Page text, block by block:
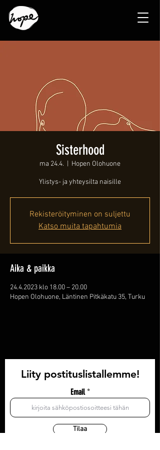
Sisterhood
ma 24.4. Hopen Olohuone
Ylistys- ja yhteysilta naisille
Rekisteröityminen on suljettu
Katso muita tapahtumia
Aika & paikka
24.4.2023 klo 18.00 – 20.00
Hopen Olohuone, Läntinen Pitkäkatu 35, Turku
Liity postituslistallemme!
Email
Tilaa